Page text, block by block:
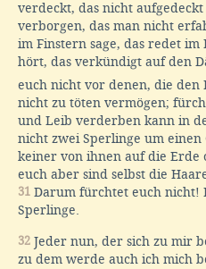
verdeckt, das nicht
verborgen, das man nicht
im Finstern sage, das redet
hört, das verkündigt auf den
euch nicht vor denen, die den
nicht zu töten vermögen;
und Leib verderben kann in
nicht zwei Sperlinge um einen
keiner von ihnen auf die Erde
euch aber sind selbst die
31 Darum fürchtet euch nicht!
Sperlinge.
32 Jeder nun, der sich zu mir
zu dem werde auch ich mich